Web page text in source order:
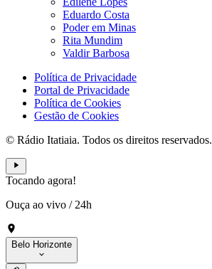
Eduardo Costa
Poder em Minas
Rita Mundim
Valdir Barbosa
Política de Privacidade
Portal de Privacidade
Política de Cookies
Gestão de Cookies
© Rádio Itatiaia. Todos os direitos reservados.
Tocando agora!
Ouça ao vivo / 24h
Belo Horizonte